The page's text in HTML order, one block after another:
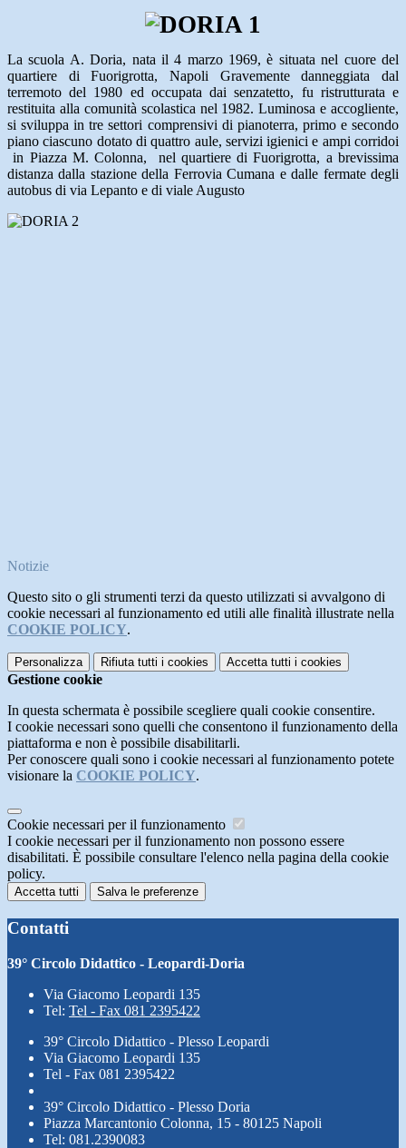
La scuola A. Doria, nata il 4 marzo 1969, è situata nel cuore del
quartiere di Fuorigrotta, Napoli Gravemente danneggiata dal
terremoto del 1980 ed occupata dai senzatetto, fu ristrutturata e
restituita alla comunità scolastica nel 1982. Luminosa e accogliente,
si sviluppa in tre settori comprensivi di pianoterra, primo e secondo
piano ciascuno dotato di quattro aule, servizi igienici e ampi corridoi
in Piazza M. Colonna,
nel quartiere di Fuorigrotta, a brevissima
distanza dalla stazione della Ferrovia Cumana e dalle fermate degli
autobus di via Lepanto e di viale Augusto
Notizie
Questo sito o gli strumenti terzi da questo utilizzati si avvalgono di
cookie necessari al funzionamento ed utili alle finalità illustrate nella
COOKIE POLICY.
Personalizza Rifiuta tutti i cookies Accetta tutti i cookies
Gestione cookie
In questa schermata è possibile scegliere quali cookie consentire.
I cookie necessari sono quelli che consentono il funzionamento della
piattaforma e non è possibile disabilitarli.
Per conoscere quali sono i cookie necessari al funzionamento potete
visionare la COOKIE POLICY.
Cookie necessari per il funzionamento
I cookie necessari per il funzionamento non possono essere
disabilitati. È possibile consultare l'elenco nella pagina della cookie
policy.
Accetta tutti Salva le preferenze
Contatti
39° Circolo Didattico - Leopardi-Doria
Via Giacomo Leopardi 135
Tel: Tel - Fax 081 2395422
39° Circolo Didattico - Plesso Leopardi
Via Giacomo Leopardi 135
Tel - Fax 081 2395422
39° Circolo Didattico - Plesso Doria
Piazza Marcantonio Colonna, 15 - 80125 Napoli
Tel: 081.2390083